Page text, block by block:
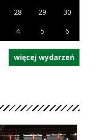
28 29
30
4 5 6
więcej wydarzeń